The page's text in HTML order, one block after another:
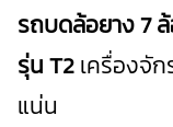
รถบดล้อยาง 7
รุ่น T2เครื่องจั
แน่น